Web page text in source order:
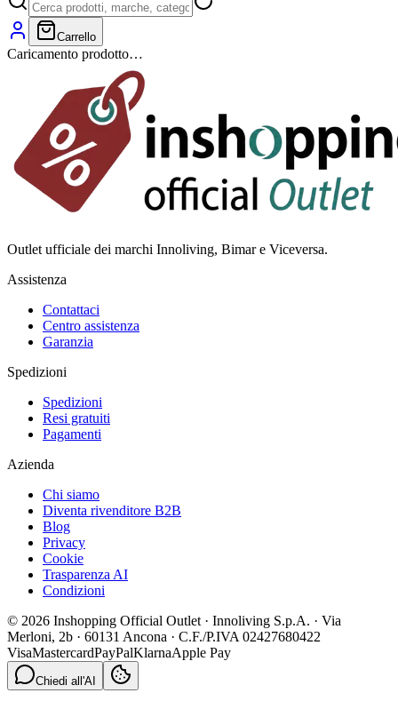
Carrello
Caricamento prodotto…
Outlet ufficiale dei marchi Innoliving, Bimar e Viceversa.
Assistenza
Contattaci
Centro assistenza
Garanzia
Spedizioni
Spedizioni
Resi gratuiti
Pagamenti
Azienda
Chi siamo
Diventa rivenditore B2B
Blog
Privacy
Cookie
Trasparenza AI
Condizioni
© 2026 Inshopping Official Outlet · Innoliving S.p.A. · Via
Merloni, 2b · 60131 Ancona · C.F./P.IVA 02427680422
VisaMastercardPayPalKlarnaApple Pay
Chiedi all'AI